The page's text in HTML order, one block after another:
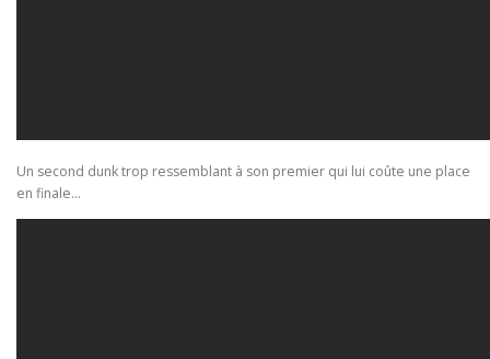
Un second dunk trop ressemblant à son premier qui lui coûte une place
en finale…